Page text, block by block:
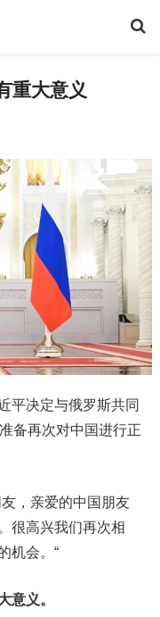
重大意义
平决定与俄罗斯共同
备再次对中国进行正
，亲爱的中国朋友
很高兴我们再次相
机会。“
意义。